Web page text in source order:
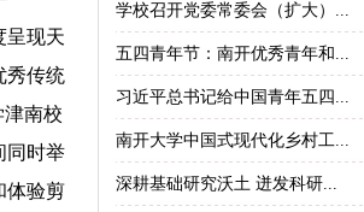
现天
秀传统
南校
同时举
体验剪
学校召开党委常委会（扩大）...
五四青年节：南开优秀青年和...
习近平总书记给中国青年五四...
南开大学中国式现代化乡村工...
深耕基础研究沃土 迸发科研...